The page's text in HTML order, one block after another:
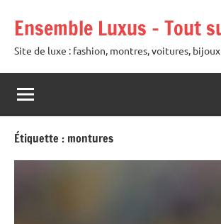
contenu
Ensemble Luxus – Tout
Site de luxe : fashion, montres, voitures,
Étiquette : montures